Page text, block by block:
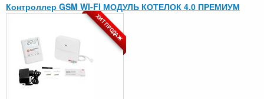
Контроллер GSM WI-FI МОДУЛЬ КОТЕЛОК 4.0 ПРЕМИУМ
ХИТ ПРОДАЖ